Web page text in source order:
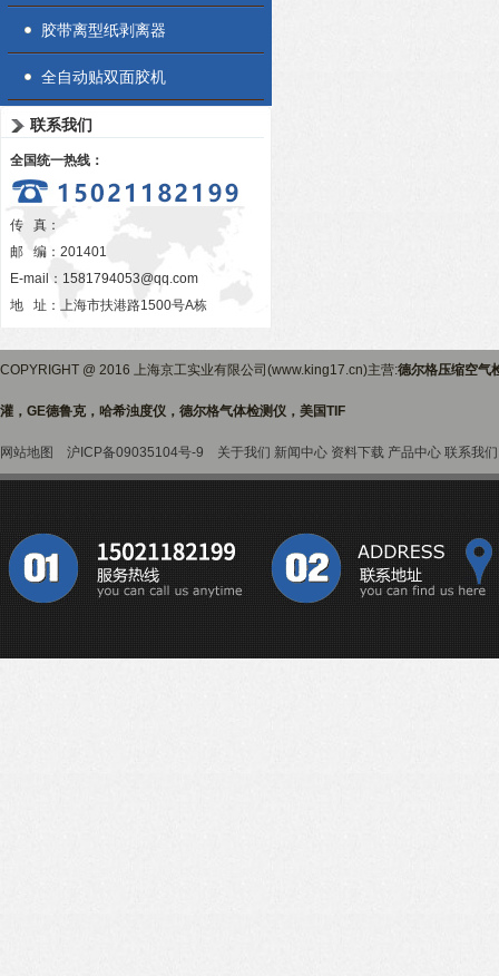
胶带离型纸剥离器
全自动贴双面胶机
联系我们
全国统一热线：
传 真：
邮 编：201401
E-mail： 1581794053@qq.com
地 址：上海市扶港路1500号A栋
COPYRIGHT @ 2016 上海京工实业有限公司(www.king17.cn)主营:德尔格压缩空气
灌，GE德鲁克，哈希浊度仪，德尔格气体检测仪，美国TIF
网站地图 沪ICP备09035104号-9 关于我们 新闻中心 资料下载 产品中心 联系我们